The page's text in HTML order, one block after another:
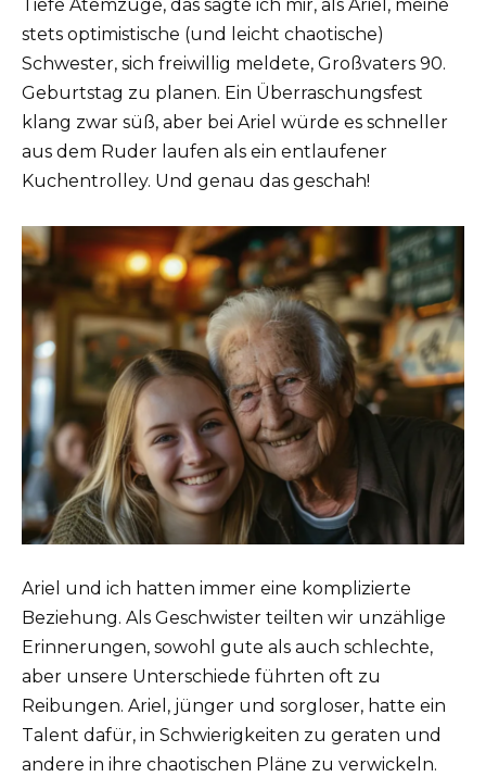
Tiefe Atemzüge, das sagte ich mir, als Ariel, meine
stets optimistische (und leicht chaotische)
Schwester, sich freiwillig meldete, Großvaters 90.
Geburtstag zu planen. Ein Überraschungsfest
klang zwar süß, aber bei Ariel würde es schneller
aus dem Ruder laufen als ein entlaufener
Kuchentrolley. Und genau das geschah!
Ariel und ich hatten immer eine komplizierte
Beziehung. Als Geschwister teilten wir unzählige
Erinnerungen, sowohl gute als auch schlechte,
aber unsere Unterschiede führten oft zu
Reibungen. Ariel, jünger und sorgloser, hatte ein
Talent dafür, in Schwierigkeiten zu geraten und
andere in ihre chaotischen Pläne zu verwickeln.